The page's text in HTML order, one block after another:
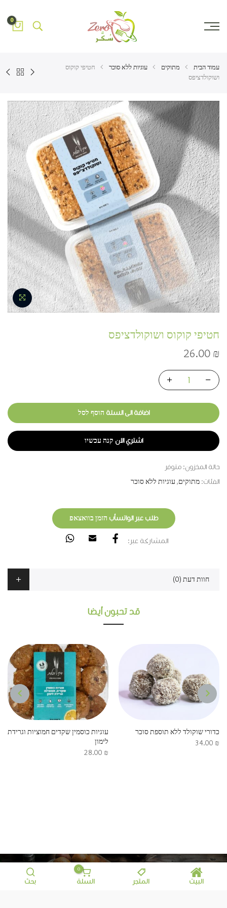
0
עמוד הבית מתוקים עוגיות ללא סוכר
חטיפי קוקוס
ושוקולדציפס
חטיפי קוקוס ושוקולדציפס
26.00 ₪
اضافة الى السلة הוסף לסל
اشتري الان קנה עכשיו
حالة المخزون: متوفر
الفئات: מתוקים, עוגיות ללא סוכר
طلب عبر الواتسأب הזמן בוואצאפ
المشاركة عبر:
חוות דעת (0)
قد تحبون أيضا
כדורי שוקולד ללא תוספת סוכר
34.00 ₪
עוגיות כוסמין שקדים חמוציות וגרידת
לימון
28.00 ₪
NEXT
البيت المتجر
0
السلة بحث